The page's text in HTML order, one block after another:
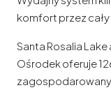
komfort przez cały
Santa Rosalia
Ośrodek oferuje